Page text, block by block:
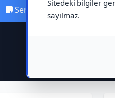
Sitedeki bilgiler
sayılmaz.
Servis Kaydı Oluştur